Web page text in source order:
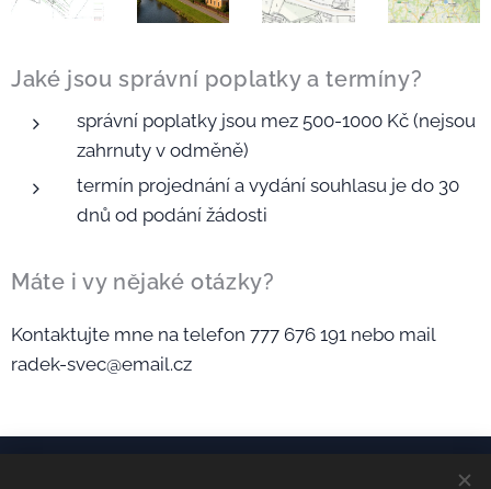
Jaké jsou správní poplatky a termíny?
správní poplatky jsou mez 500-1000 Kč (nejsou
zahrnuty v odměně)
termín projednání a vydání souhlasu je do 30
dnů od podání žádosti
Máte i vy nějaké otázky?
Kontaktujte mne na telefon 777 676 191 nebo mail
radek-svec@email.cz